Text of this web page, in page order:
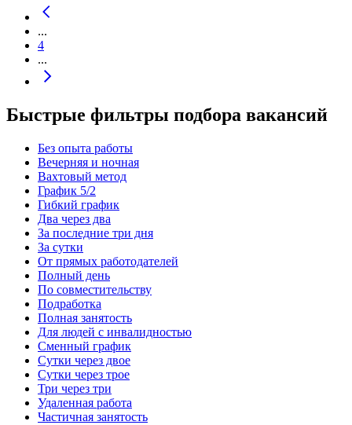
...
4
...
Быстрые фильтры подбора вакансий
Без опыта работы
Вечерняя и ночная
Вахтовый метод
График 5/2
Гибкий график
Два через два
За последние три дня
За сутки
От прямых работодателей
Полный день
По совместительству
Подработка
Полная занятость
Для людей с инвалидностью
Сменный график
Сутки через двое
Сутки через трое
Три через три
Удаленная работа
Частичная занятость